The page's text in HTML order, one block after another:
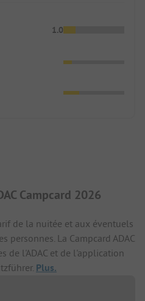
1.0
Campcard 2026
de la nuitée et aux éventuels
personnes. La Campcard ADAC
de l'ADAC et de l'application
Plus.